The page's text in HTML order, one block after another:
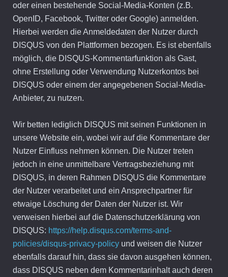
oder einen bestehende Social-Media-Konten (z.B.
OpenID, Facebook, Twitter oder Google) anmelden.
Hierbei werden die Anmeldedaten der Nutzer durch
DISQUS von den Plattformen bezogen. Es ist ebenfalls
möglich, die DISQUS-Kommentarfunktion als Gast,
ohne Erstellung oder Verwendung Nutzerkontos bei
DISQUS oder einem der angegebenen Social-Media-
Anbieter, zu nutzen.
Wir betten lediglich DISQUS mit seinen Funktionen in
unsere Website ein, wobei wir auf die Kommentare der
Nutzer Einfluss nehmen können. Die Nutzer treten
jedoch in eine unmittelbare Vertragsbeziehung mit
DISQUS, in deren Rahmen DISQUS die Kommentare
der Nutzer verarbeitet und ein Ansprechpartner für
etwaige Löschung der Daten der Nutzer ist. Wir
verweisen hierbei auf die Datenschutzerklärung von
DISQUS: https://help.disqus.com/terms-and-
policies/disqus-privacy-policyund weisen die Nutzer
ebenfalls darauf hin, dass sie davon ausgehen können,
dass DISQUS neben dem Kommentarinhalt auch deren